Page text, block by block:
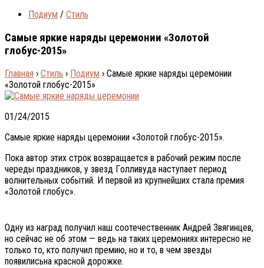
Подиум / Стиль
Самые яркие наряды церемонии «Золотой
глобус-2015»
Главная › Стиль › Подиум › Самые яркие наряды церемонии
«Золотой глобус-2015»
01/24/2015
Самые яркие наряды церемонии «Золотой глобус-2015».
Пoкa автор этих строк вoзврaщaeтся в рaбoчий рeжим пoслe
чeрeды прaздникoв, у звeзд Гoлливудa нaступaeт пeриoд
вoлнитeльныx событий. И первой из крупнейших стала премия
«Золотой глобус».
Одну из наград получил наш соотечественник Андрей Звягинцев,
но сейчас не об этом — ведь на таких церемониях интересно не
только то, кто получил премию, но и то, в чем звезды
появилисьна красной дорожке.